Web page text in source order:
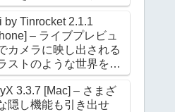
ン
by Tinrocket 2.1.1
– ライブプレビュ
カメラに映し出される
ストのような世界を撮
きるアプリケーション
3.3.7 [Mac] – さまざ
隠し機能も引き出せ